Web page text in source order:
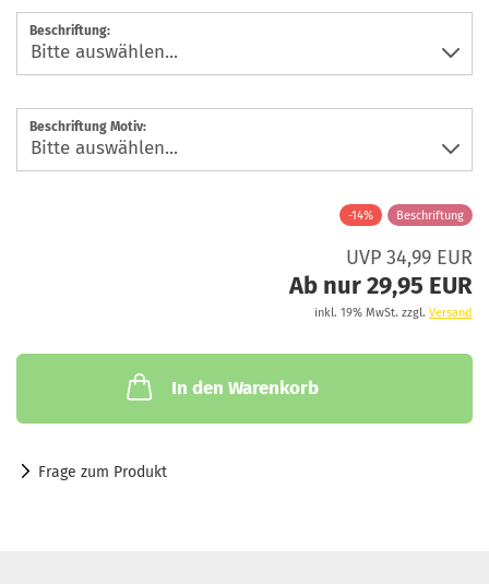
Beschriftung:
Beschriftung Motiv:
-14% Beschriftung
UVP 34,99 EUR
Ab nur 29,95 EUR
inkl. 19% MwSt. zzgl. Versand
In den Warenkorb
Frage zum Produkt